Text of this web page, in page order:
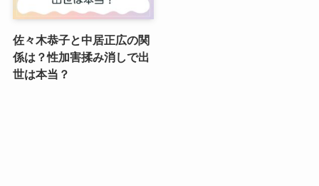
佐々木恭子と中居正広の関
係は？性加害揉み消しで出
世は本当？